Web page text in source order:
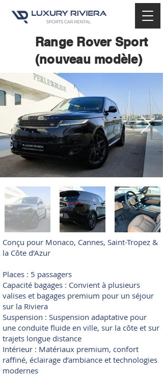
Range Rover Sport
(nouveau modèle)
Conçu pour Monaco, Cannes, Saint-Tropez &
la Côte d’Azur
Places : 5 passagers
Capacité bagages : Convient à plusieurs
valises et bagages premium pour un séjour
sur la Riviera
Suspension : Suspension adaptative pour
une conduite fluide en ville, sur la côte et sur
trajets longue distance
Intérieur : Matériaux premium, confort
raffiné, éclairage d’ambiance et technologies
modernes